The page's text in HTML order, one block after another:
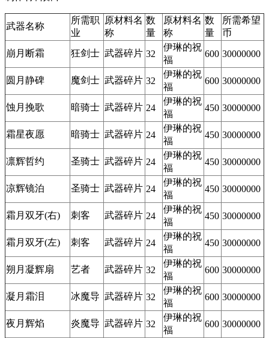
武器名称
所需职
业
原材料名
称
数
量
原材料名
称
数
量
所需希望
币
崩月断霜
狂剑士 武器碎片 32
伊琳的祝
福
600 30000000
圆月静碑 魔剑士 武器碎片 32
伊琳的祝
福
600 30000000
蚀月挽歌 暗骑士 武器碎片 24
伊琳的祝
福
450 30000000
霜星夜愿 暗骑士 武器碎片 24
伊琳的祝
福
450 30000000
凛辉哲约 圣骑士 武器碎片 24
伊琳的祝
福
450 30000000
凉辉镜泊 圣骑士 武器碎片 24
伊琳的祝
福
450 30000000
霜月双牙(右) 刺客 武器碎片 24
伊琳的祝
福
450 30000000
霜月双牙(左) 刺客 武器碎片 24
伊琳的祝
福
450 30000000
朔月凝辉扇 艺者 武器碎片 32
伊琳的祝
福
600 30000000
凝月霜泪 冰魔导 武器碎片 32
伊琳的祝
福
600 30000000
夜月辉焰 炎魔导 武器碎片 32
伊琳的祝
福
600 30000000